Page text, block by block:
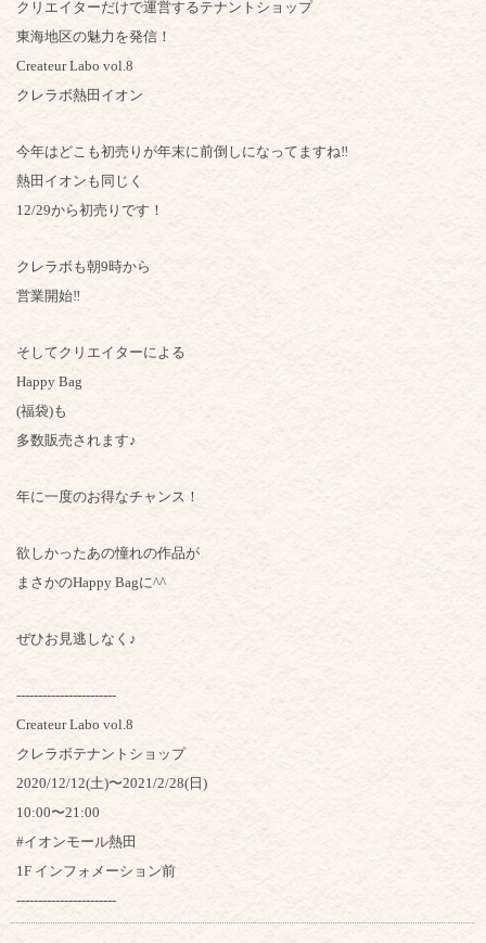
クリエイターだけで運営するテナントショップ
東海地区の魅力を発信！
Createur Labo vol.8
クレラボ熱田イオン
今年はどこも初売りが年末に前倒しになってますね‼️
熱田イオンも同じく
12/29から初売りです！
クレラボも朝9時から
営業開始‼️
そしてクリエイターによる
Happy Bag
(福袋)も
多数販売されます♪
年に一度のお得なチャンス！
欲しかったあの憧れの作品が
まさかのHappy Bagに^^
ぜひお見逃しなく♪
-----------------------
Createur Labo vol.8
クレラボテナントショップ
2020/12/12(土)〜2021/2/28(日)
10:00〜21:00
#イオンモール熱田
1F インフォメーション前
-----------------------